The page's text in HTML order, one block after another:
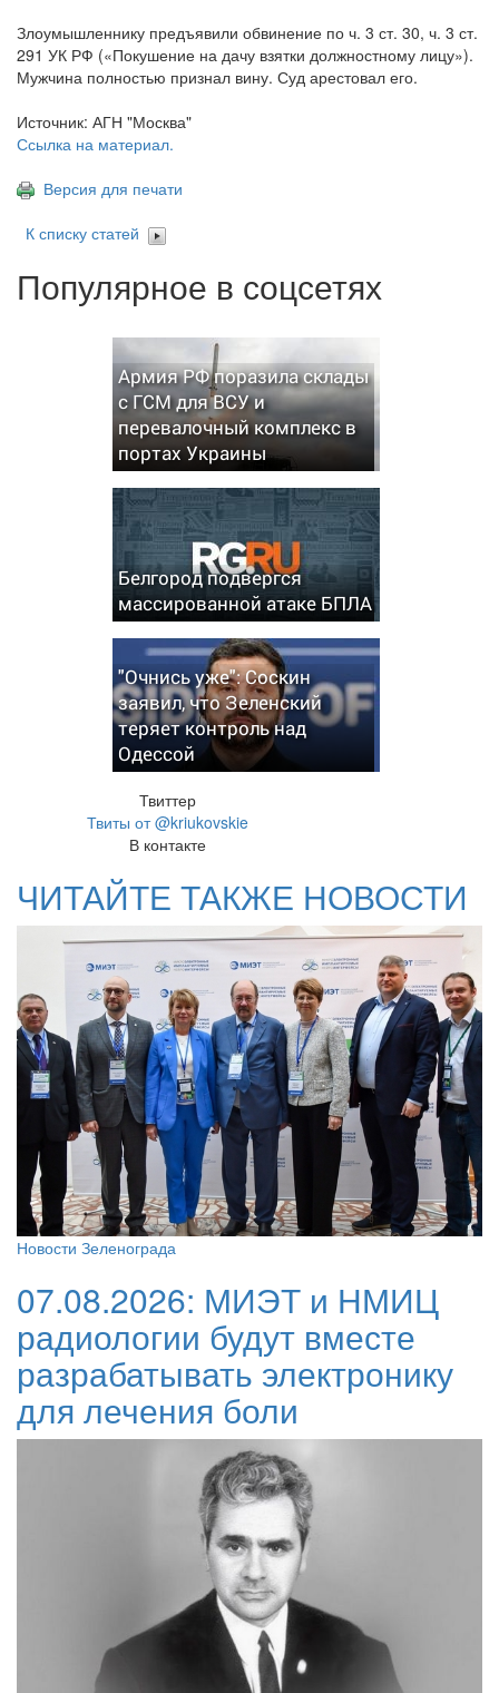
Злоумышленнику предъявили обвинение по ч. 3 ст. 30, ч. 3 ст.
291 УК РФ («Покушение на дачу взятки должностному лицу»).
Мужчина полностью признал вину. Суд арестовал его.
Источник: АГН "Москва"
Ссылка на материал.
Версия для печати
К списку статей
Популярное в соцсетях
Армия РФ поразила склады
с ГСМ для ВСУ и
перевалочный комплекс в
портах Украины
Белгород подвергся
массированной атаке БПЛА
"Очнись уже": Соскин
заявил, что Зеленский
теряет контроль над
Одессой
Твиттер
Твиты от @kriukovskie
В контакте
ЧИТАЙТЕ ТАКЖЕ НОВОСТИ
Новости Зеленограда
07.08.2026: МИЭТ и НМИЦ
радиологии будут вместе
разрабатывать электронику
для лечения боли